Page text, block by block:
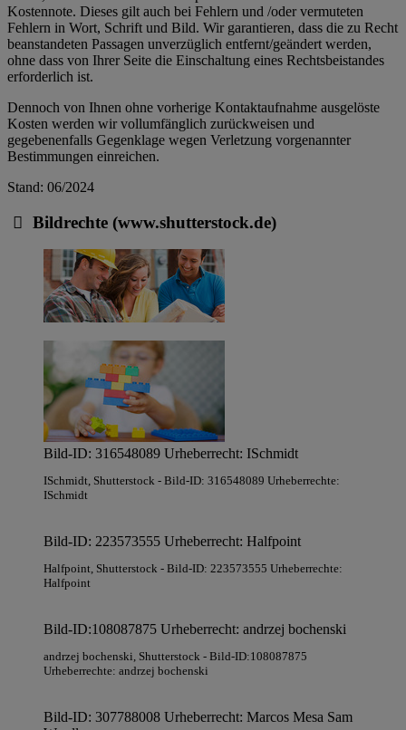
Kostennote. Dieses gilt auch bei Fehlern und /oder vermuteten
Fehlern in Wort, Schrift und Bild. Wir garantieren, dass die zu Recht
beanstandeten Passagen unverzüglich entfernt/geändert werden,
ohne dass von Ihrer Seite die Einschaltung eines Rechtsbeistandes
erforderlich ist.
Dennoch von Ihnen ohne vorherige Kontaktaufnahme ausgelöste
Kosten werden wir vollumfänglich zurückweisen und
gegebenenfalls Gegenklage wegen Verletzung vorgenannter
Bestimmungen einreichen.
Stand: 06/2024
Bildrechte (www.shutterstock.de)
Bild-ID: 316548089 Urheberrecht: ISchmidt
ISchmidt, Shutterstock - Bild-ID: 316548089 Urheberrechte:
ISchmidt
Bild-ID: 223573555 Urheberrecht: Halfpoint
Halfpoint, Shutterstock - Bild-ID: 223573555 Urheberrechte:
Halfpoint
Bild-ID:108087875 Urheberrecht: andrzej bochenski
andrzej bochenski, Shutterstock - Bild-ID:108087875
Urheberrechte: andrzej bochenski
Bild-ID: 307788008 Urheberrecht: Marcos Mesa Sam